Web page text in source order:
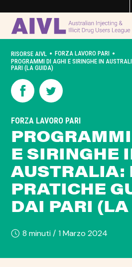
RISORSE AIVL • FORZA LAVORO PARI •
PROGRAMMI DI AGHI E SIRINGHE IN
PARI (LA GUIDA)
FORZA LAVORO PARI
E SIRINGHE
AUSTRALIA:
PRATICHE
DAI PARI
8 minuti / 1 Marzo 2024